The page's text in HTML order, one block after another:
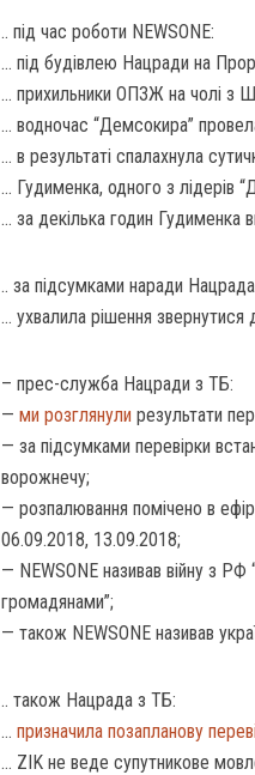
.. під час роботи NEWSONE:
… під будівлею Нацради на
… прихильники ОПЗЖ на чолі з
… водночас “Демсокира”
… в результаті спалахнула
… Гудименка, одного з лідерів
… за декілька годин Гудименка
.. за підсумками наради
… ухвалила рішення звернутися
– прес-служба Нацради з ТБ:
— ми розглянули результати
— за підсумками перевірки
ворожнечу;
— розпалювання помічено в
06.09.2018, 13.09.2018;
— NEWSONE називав війну з
громадянами”;
— також NEWSONE називав
.. також Нацрада з ТБ:
… призначила позапланову
… ZIK не веде супутникове